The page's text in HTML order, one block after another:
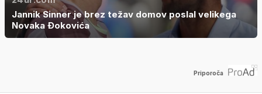
Jannik Sinner je brez težav domov poslal velikega
Novaka Đokovića
Priporoča